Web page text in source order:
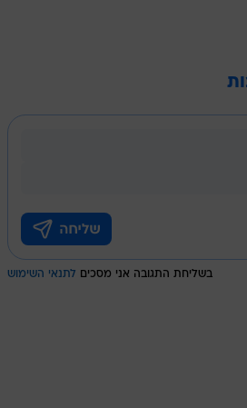
בשליחת התגובה אני מסכים לתנאי השימוש